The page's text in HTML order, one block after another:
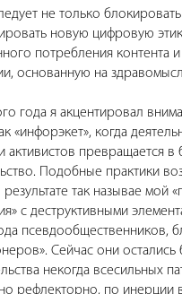
не только
новую цифровую
потребления контента
основанную на
года я акцентировал
«инфорэкет», когда
активистов превращается в
Подобные практики
так называе мой
с деструктивными
псевдообщественников,
Сейчас они остались
некогда всесильных
рефлекторно, по инерции